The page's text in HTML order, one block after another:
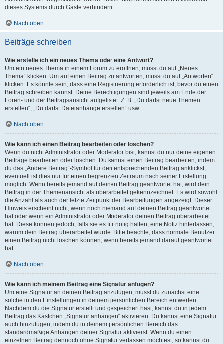
dieses Systems durch Gäste verhindern.
Nach oben
Beiträge schreiben
Wie erstelle ich ein neues Thema oder eine Antwort?
Um ein neues Thema in einem Forum zu eröffnen, musst du auf „Neues
Thema“ klicken. Um auf einen Beitrag zu antworten, musst du auf „Antworten“
klicken. Es könnte sein, dass eine Registrierung erforderlich ist, bevor du einen
Beitrag schreiben kannst. Deine Berechtigungen sind jeweils am Ende der
Foren- und der Beitragsansicht aufgelistet. Z. B. „Du darfst neue Themen
erstellen“, „Du darfst Dateianhänge erstellen“ usw.
Nach oben
Wie kann ich einen Beitrag bearbeiten oder löschen?
Wenn du nicht Administrator oder Moderator bist, kannst du nur deine eigenen
Beiträge bearbeiten oder löschen. Du kannst einen Beitrag bearbeiten, indem
du das „Ändere Beitrag“-Symbol für den entsprechenden Beitrag anklickst;
eventuell ist dies nur für einen begrenzten Zeitraum nach seiner Erstellung
möglich. Wenn bereits jemand auf deinen Beitrag geantwortet hat, wird dein
Beitrag in der Themenansicht als überarbeitet gekennzeichnet. Es wird sowohl
die Anzahl als auch der letzte Zeitpunkt der Bearbeitungen angezeigt. Dieser
Hinweis erscheint nicht, wenn noch niemand auf deinen Beitrag geantwortet
hat oder wenn ein Administrator oder Moderator deinen Beitrag überarbeitet
hat. Diese können jedoch, falls sie es für nötig halten, eine Notiz hinterlassen,
warum dein Beitrag überarbeitet wurde. Bitte beachte, dass normale Benutzer
einen Beitrag nicht löschen können, wenn bereits jemand darauf geantwortet
hat.
Nach oben
Wie kann ich meinem Beitrag eine Signatur anfügen?
Um eine Signatur an deinen Beitrag anzufügen, musst du zunächst eine
solche in den Einstellungen in deinem persönlichen Bereich entwerfen.
Nachdem du die Signatur erstellt und gespeichert hast, kannst du in jedem
Beitrag das Kästchen „Signatur anhängen“ aktivieren. Du kannst eine Signatur
auch hinzufügen, indem du in deinem persönlichen Bereich das
standardmäßige Anhängen deiner Signatur aktivierst. Wenn du einen
einzelnen Beitrag dennoch ohne Signatur verfassen möchtest, so kannst du